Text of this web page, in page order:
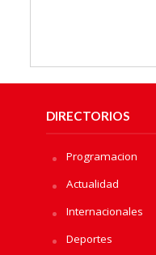
DIRECTORIOS
Programacion
Actualidad
Internacionales
Deportes